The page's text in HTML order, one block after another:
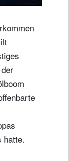
hatte.